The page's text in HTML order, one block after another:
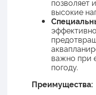
позволяет
высокие
важно при
погоду.
Преимущества: